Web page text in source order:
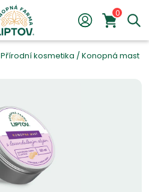
0
Přírodní kosmetika /Konopná mast